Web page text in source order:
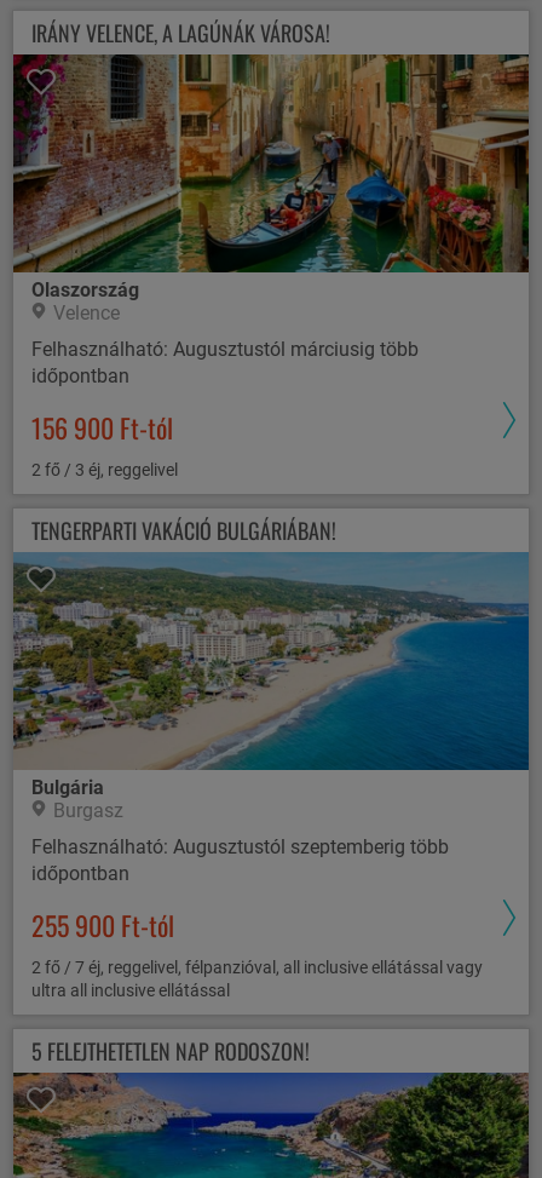
IRÁNY VELENCE, A LAGÚNÁK VÁROSA!
Olaszország
Velence
Felhasználható: Augusztustól márciusig több
időpontban
156 900 Ft-tól
2 fő / 3 éj, reggelivel
TENGERPARTI VAKÁCIÓ BULGÁRIÁBAN!
Bulgária
Burgasz
Felhasználható: Augusztustól szeptemberig több
időpontban
255 900 Ft-tól
2 fő / 7 éj, reggelivel, félpanzióval, all inclusive ellátással vagy
ultra all inclusive ellátással
5 FELEJTHETETLEN NAP RODOSZON!